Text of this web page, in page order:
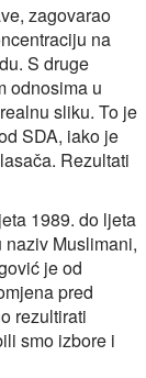
zagovarao
na
S druge
odnosima u
sliku. To je
SDA, iako je
Rezultati
1989. do ljeta
Muslimani,
je od
pred
rezultirati
smo izbore i